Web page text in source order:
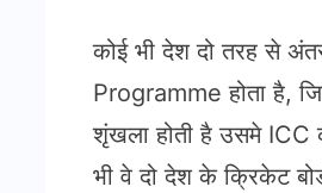
कोई भी देश दो तरह से
Programme होता है,
शृंखला होती है उसमे ICC
भी वे दो देश के क्रिकेट